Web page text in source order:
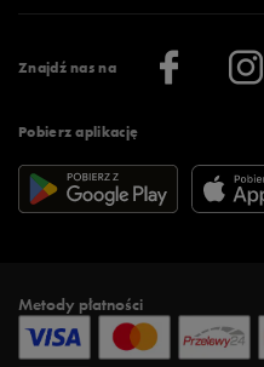
Znajdź nas na
Pobierz aplikację
Regulamin aplikacji 50 style
Więcej regulaminów >
Praca
Informacje o firmie
Metody płatności